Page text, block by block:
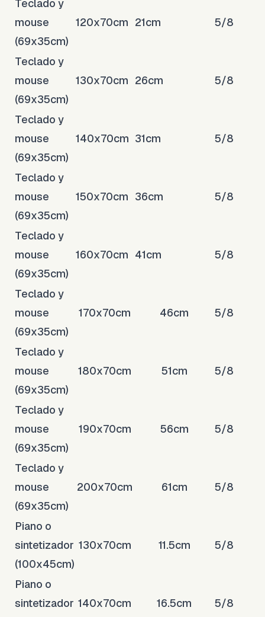
Teclado y
mouse
(69x35cm)
120x70cm 21cm 5/8
Teclado y
mouse
(69x35cm)
130x70cm 26cm 5/8
Teclado y
mouse
(69x35cm)
140x70cm 31cm 5/8
Teclado y
mouse
(69x35cm)
150x70cm 36cm 5/8
Teclado y
mouse
(69x35cm)
160x70cm 41cm 5/8
Teclado y
mouse
(69x35cm)
170x70cm 46cm 5/8
Teclado y
mouse
(69x35cm)
180x70cm 51cm 5/8
Teclado y
mouse
(69x35cm)
190x70cm 56cm 5/8
Teclado y
mouse
(69x35cm)
200x70cm 61cm 5/8
Piano o
sintetizador
(100x45cm)
130x70cm 11.5cm 5/8
Piano o
sintetizador 140x70cm 16.5cm 5/8